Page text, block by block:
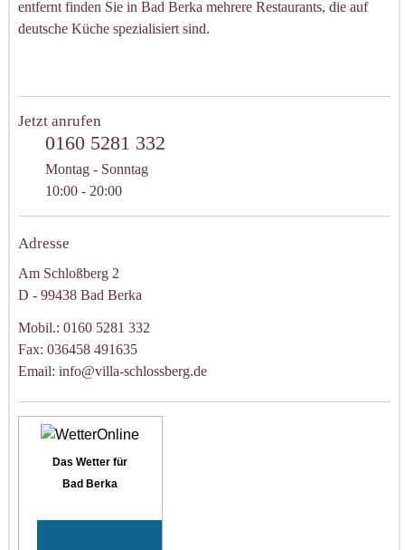
entfernt finden Sie in Bad Berka mehrere Restaurants, die auf
deutsche Küche spezialisiert sind.
Jetzt anrufen
0160 5281 332
Montag - Sonntag
10:00 - 20:00
Adresse
Am Schloßberg 2
D - 99438 Bad Berka
Mobil.: 0160 5281 332
Fax: 036458 491635
Email: info@villa-schlossberg.de
Das Wetter für
Bad Berka